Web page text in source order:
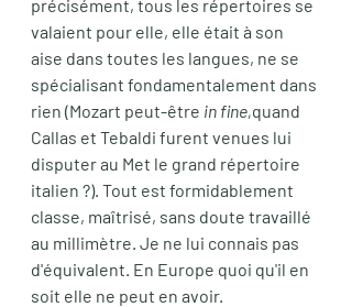
précisément, tous les répertoires se
valaient pour elle, elle était à son
aise dans toutes les langues, ne se
spécialisant fondamentalement dans
rien (Mozart peut-être in fine,quand
Callas et Tebaldi furent venues lui
disputer au Met le grand répertoire
italien ?). Tout est formidablement
classe, maîtrisé, sans doute travaillé
au millimètre. Je ne lui connais pas
d'équivalent. En Europe quoi qu'il en
soit elle ne peut en avoir.